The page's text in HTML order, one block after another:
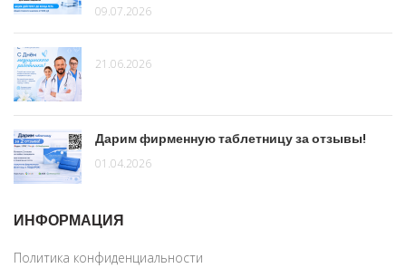
09.07.2026
21.06.2026
Дарим фирменную таблетницу за отзывы!
01.04.2026
ИНФОРМАЦИЯ
Политика конфиденциальности